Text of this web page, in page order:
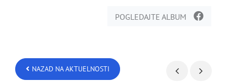
POGLEDAJTE ALBUM
NAZAD NA AKTUELNOSTI